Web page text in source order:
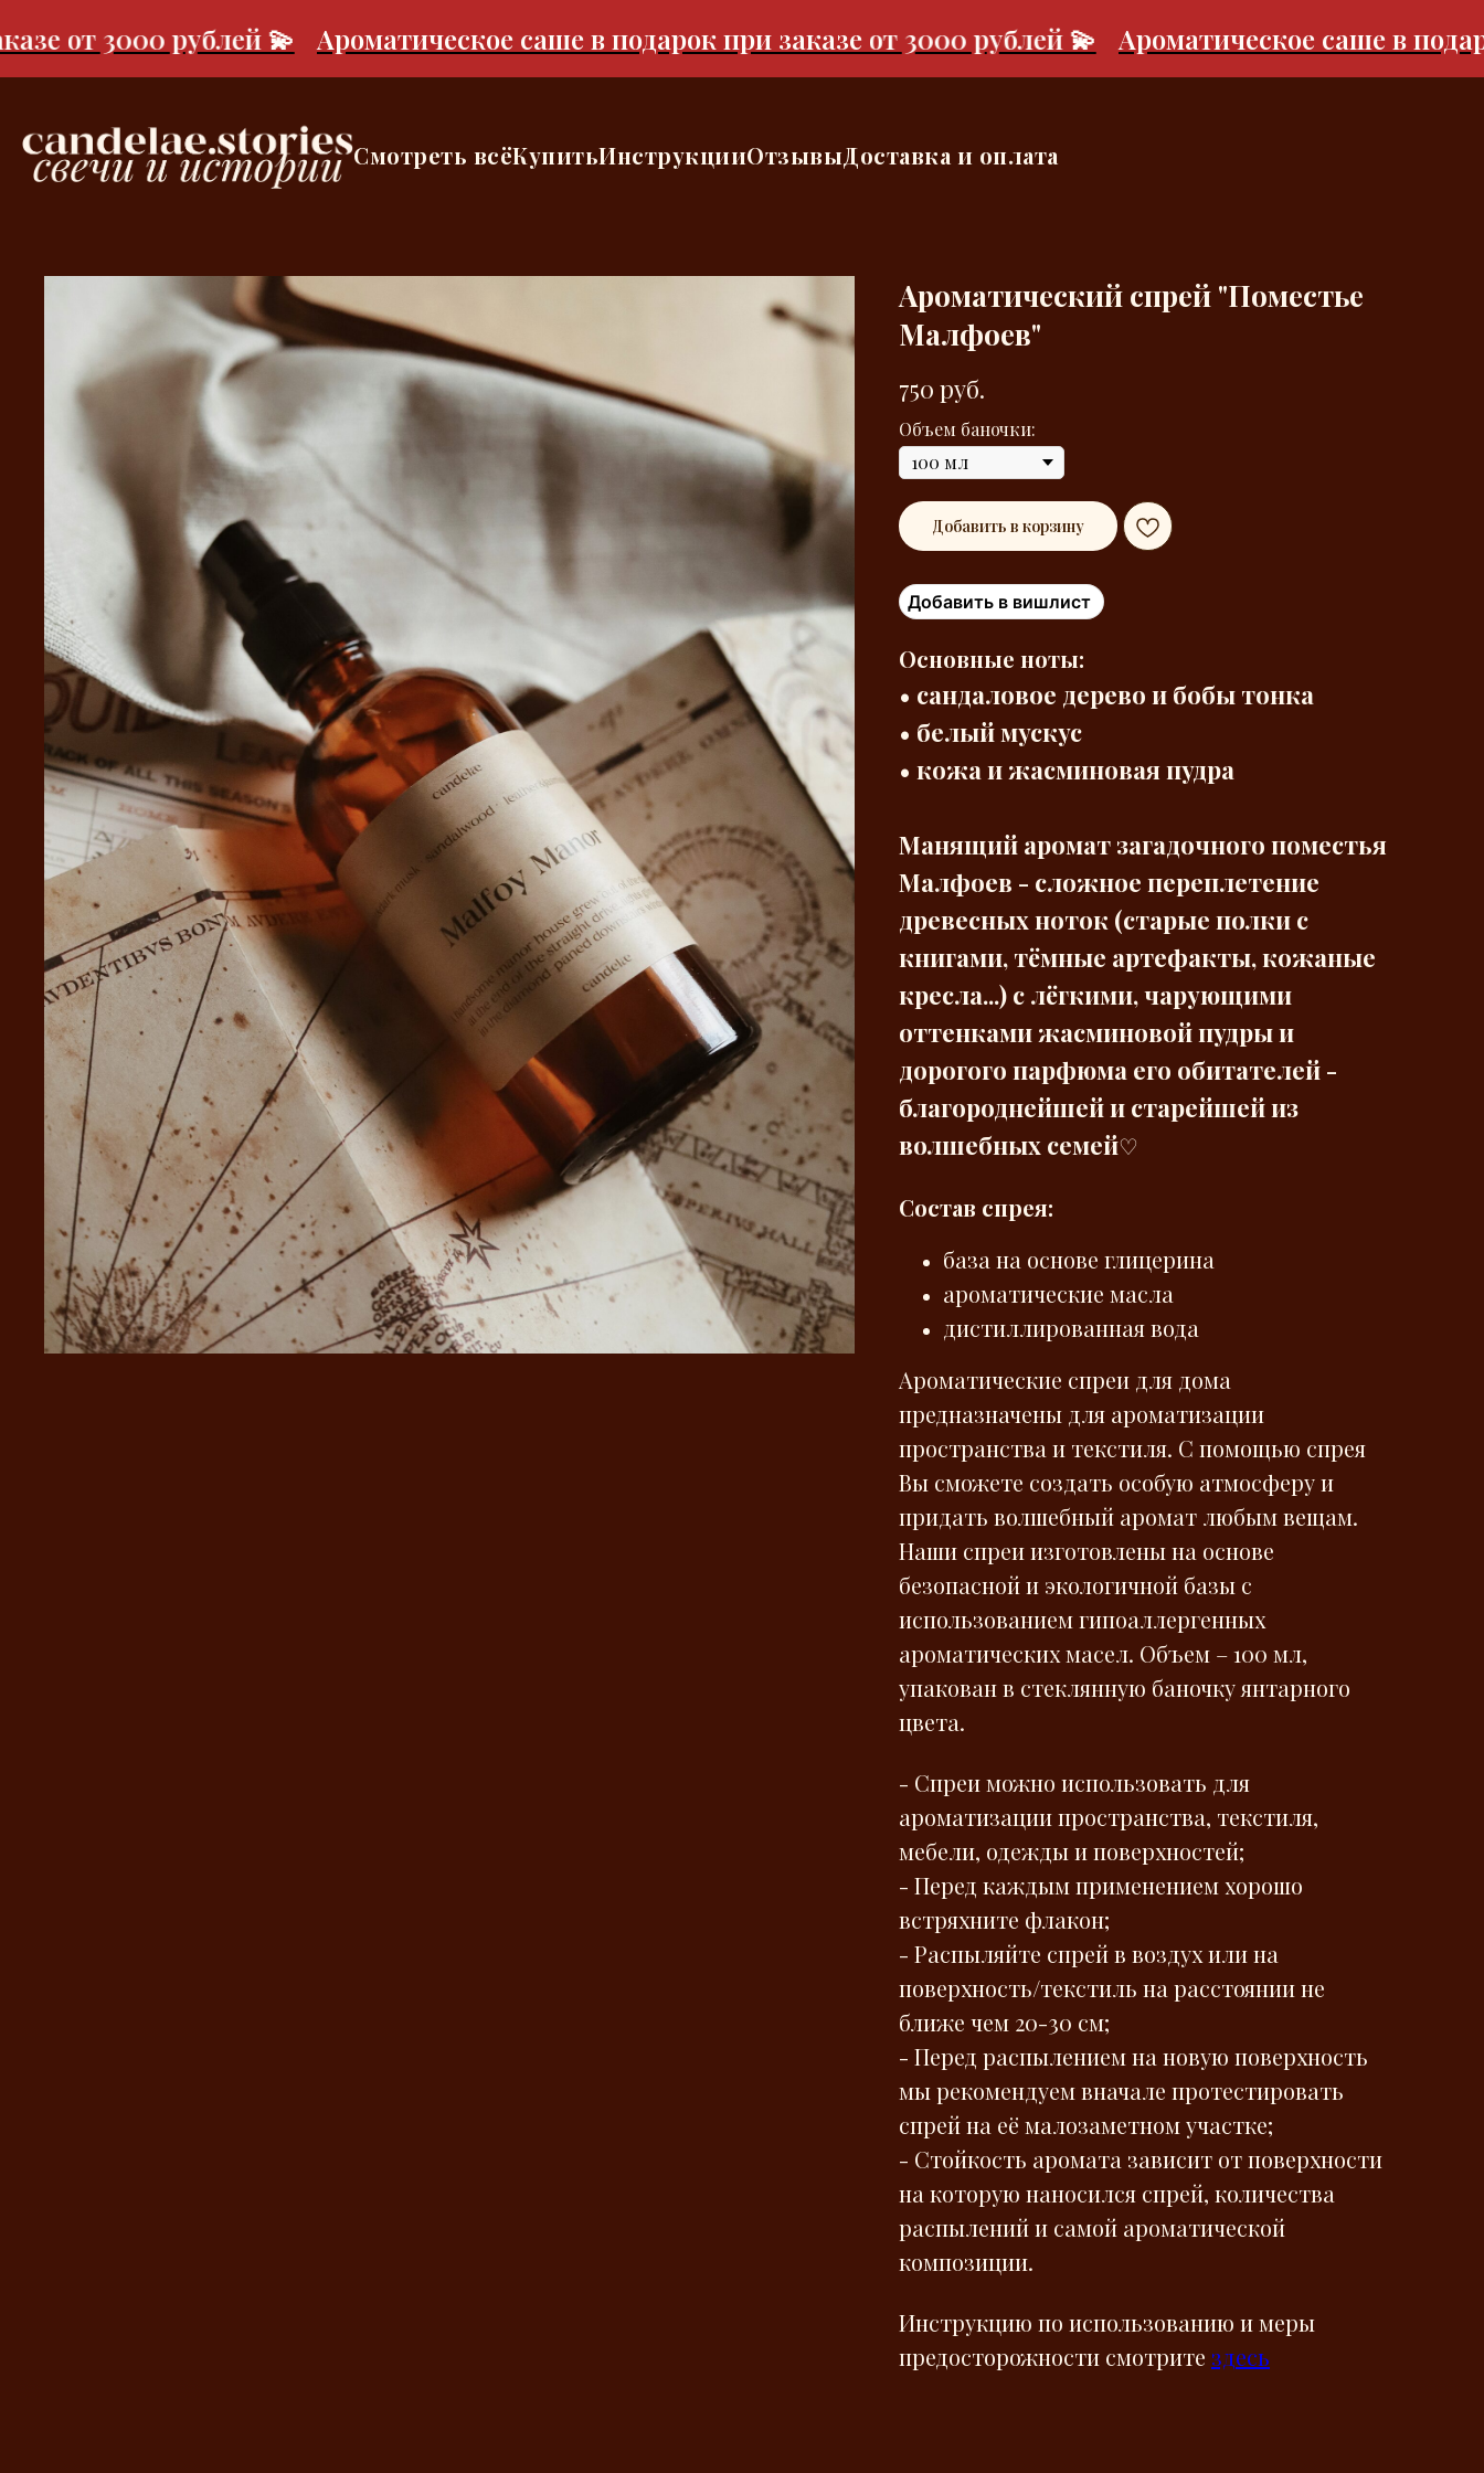
от 3000 рублей 💫 Ароматическое саше в подарок при заказе от 3000 рублей 💫 Ароматическое саше в подарок
Смотреть всёКупитьИнструкцииОтзывыДоставка и оплата
Ароматический спрей "Поместье
Малфоев"
750 руб.
Объем баночки:
Добавить в корзину
Добавить в вишлист
Основные ноты:
• cандаловое дерево и бобы тонка
• белый мускус
• кожа и жасминовая пудра
Манящий аромат загадочного поместья
Малфоев - сложное переплетение
древесных ноток (старые полки с
книгами, тёмные артефакты, кожаные
кресла...) с лёгкими, чарующими
оттенками жасминовой пудры и
дорогого парфюма его обитателей -
благороднейшей и старейшей из
волшебных семей♡
Состав спрея:
база на основе глицерина
ароматические масла
дистиллированная вода
Ароматические спреи для дома
предназначены для ароматизации
пространства и текстиля. С помощью спрея
Вы сможете создать особую атмосферу и
придать волшебный аромат любым вещам.
Наши спреи изготовлены на основе
безопасной и экологичной базы с
использованием гипоаллергенных
ароматических масел. Объем – 100 мл,
упакован в стеклянную баночку янтарного
цвета.
- Спреи можно использовать для
ароматизации пространства, текстиля,
мебели, одежды и поверхностей;
- Перед каждым применением хорошо
встряхните флакон;
- Распыляйте спрей в воздух или на
поверхность/текстиль на расстоянии не
ближе чем 20-30 см;
- Перед распылением на новую поверхность
мы рекомендуем вначале протестировать
спрей на её малозаметном участке;
- Стойкость аромата зависит от поверхности
на которую наносился спрей, количества
распылений и самой ароматической
композиции.
Инструкцию по использованию и меры
предосторожности смотрите здесь